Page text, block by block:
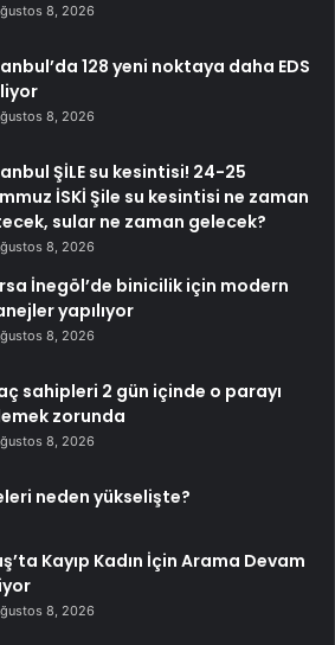
8, 2026
128 yeni noktaya daha EDS
8, 2026
ŞİLE su kesintisi! 24-25
İSKİ Şile su kesintisi ne zaman
sular ne zaman gelecek?
8, 2026
İnegöl’de binicilik için modern
yapılıyor
8, 2026
sahipleri 2 gün içinde o parayı
zorunda
8, 2026
neden yükselişte?
Kayıp Kadın İçin Arama Devam
8, 2026